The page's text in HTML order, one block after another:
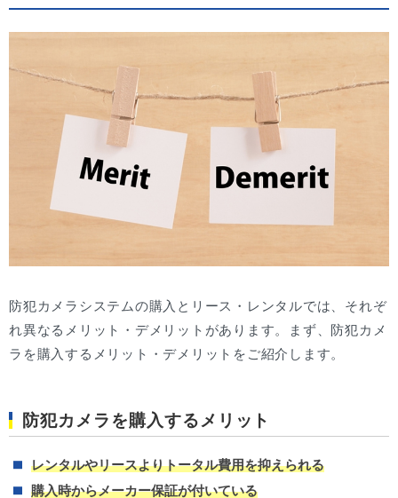
防犯カメラシステムの購入とリース・レンタルでは、それぞ
れ異なるメリット・デメリットがあります。まず、防犯カメ
ラを購入するメリット・デメリットをご紹介します。
防犯カメラを購入するメリット
レンタルやリースよりトータル費用を抑えられる
購入時からメーカー保証が付いている